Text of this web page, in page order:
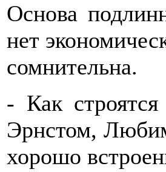
Основа
нет
сомнительна.
- Как
Эрнстом,
хорошо